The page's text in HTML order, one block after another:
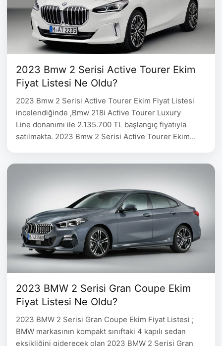
2023 Bmw 2 Serisi Active Tourer Ekim
Fiyat Listesi Ne Oldu?
2023 Bmw 2 Serisi Active Tourer Ekim Fiyat Listesi
incelendiğinde ,Bmw 218i Active Tourer Luxury
Line donanımı ile 2.135.700 TL başlangıç fiyatıyla
satılmakta. 2023 Bmw 2 Serisi Active Tourer Ekim
2023 BMW 2 Serisi Gran Coupe Ekim
Fiyat Listesi Ne Oldu?
2023 BMW 2 Serisi Gran Coupe Ekim Fiyat Listesi ;
BMW markasının kompakt sınıftaki 4 kapılı sedan
eksikliğini giderecek olan 2023 BMW 2 Serisi Gran